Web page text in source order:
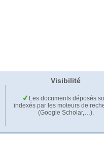
Visibilité
Les documents déposés
indexés par les moteurs de
(Google Scholar,…).